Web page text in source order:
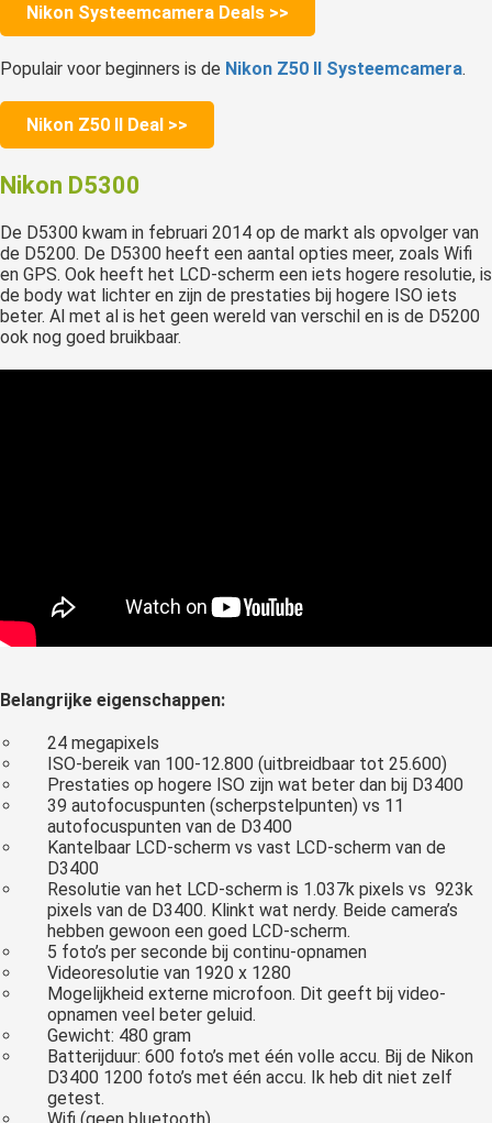
Nikon Systeemcamera Deals >>
Populair voor beginners is de Nikon Z50 II Systeemcamera.
Nikon Z50 II Deal >>
Nikon D5300
De D5300 kwam in februari 2014 op de markt als opvolger van
de D5200. De D5300 heeft een aantal opties meer, zoals Wifi
en GPS. Ook heeft het LCD-scherm een iets hogere resolutie, is
de body wat lichter en zijn de prestaties bij hogere ISO iets
beter. Al met al is het geen wereld van verschil en is de D5200
ook nog goed bruikbaar.
Belangrijke eigenschappen:
24 megapixels
ISO-bereik van 100-12.800 (uitbreidbaar tot 25.600)
Prestaties op hogere ISO zijn wat beter dan bij D3400
39 autofocuspunten (scherpstelpunten) vs 11
autofocuspunten van de D3400
Kantelbaar LCD-scherm vs vast LCD-scherm van de
D3400
Resolutie van het LCD-scherm is 1.037k pixels vs 923k
pixels van de D3400. Klinkt wat nerdy. Beide camera’s
hebben gewoon een goed LCD-scherm.
5 foto’s per seconde bij continu-opnamen
Videoresolutie van 1920 x 1280
Mogelijkheid externe microfoon. Dit geeft bij video-
opnamen veel beter geluid.
Gewicht: 480 gram
Batterijduur: 600 foto’s met één volle accu. Bij de Nikon
D3400 1200 foto’s met één accu. Ik heb dit niet zelf
getest.